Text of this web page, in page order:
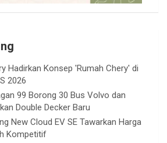
Hadirkan Konsep 'Rumah Chery' di
2026
99 Borong 30 Bus Volvo dan
Double Decker Baru
New Cloud EV SE Tawarkan Harga
Kompetitif